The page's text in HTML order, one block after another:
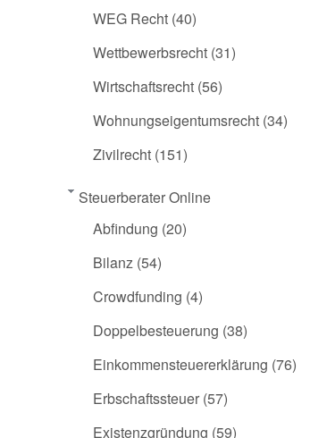
WEG Recht (40)
Wettbewerbsrecht (31)
Wirtschaftsrecht (56)
Wohnungseigentumsrecht (34)
Zivilrecht (151)
Steuerberater Online
Abfindung (20)
Bilanz (54)
Crowdfunding (4)
Doppelbesteuerung (38)
Einkommensteuererklärung (76)
Erbschaftssteuer (57)
Existenzgründung (59)